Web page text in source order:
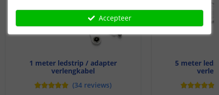
1 meter ledstrip / adapter
verlengkabel
(34 reviews)
5 meter
Accepteer